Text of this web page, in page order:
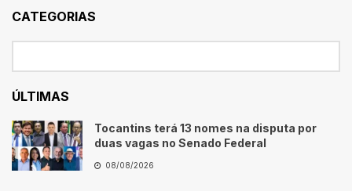
CATEGORIAS
ÚLTIMAS
Tocantins terá 13 nomes na disputa por
duas vagas no Senado Federal
08/08/2026